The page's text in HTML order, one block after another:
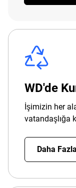
WD'de
İşimizin her
vatandaşlığa
Daha